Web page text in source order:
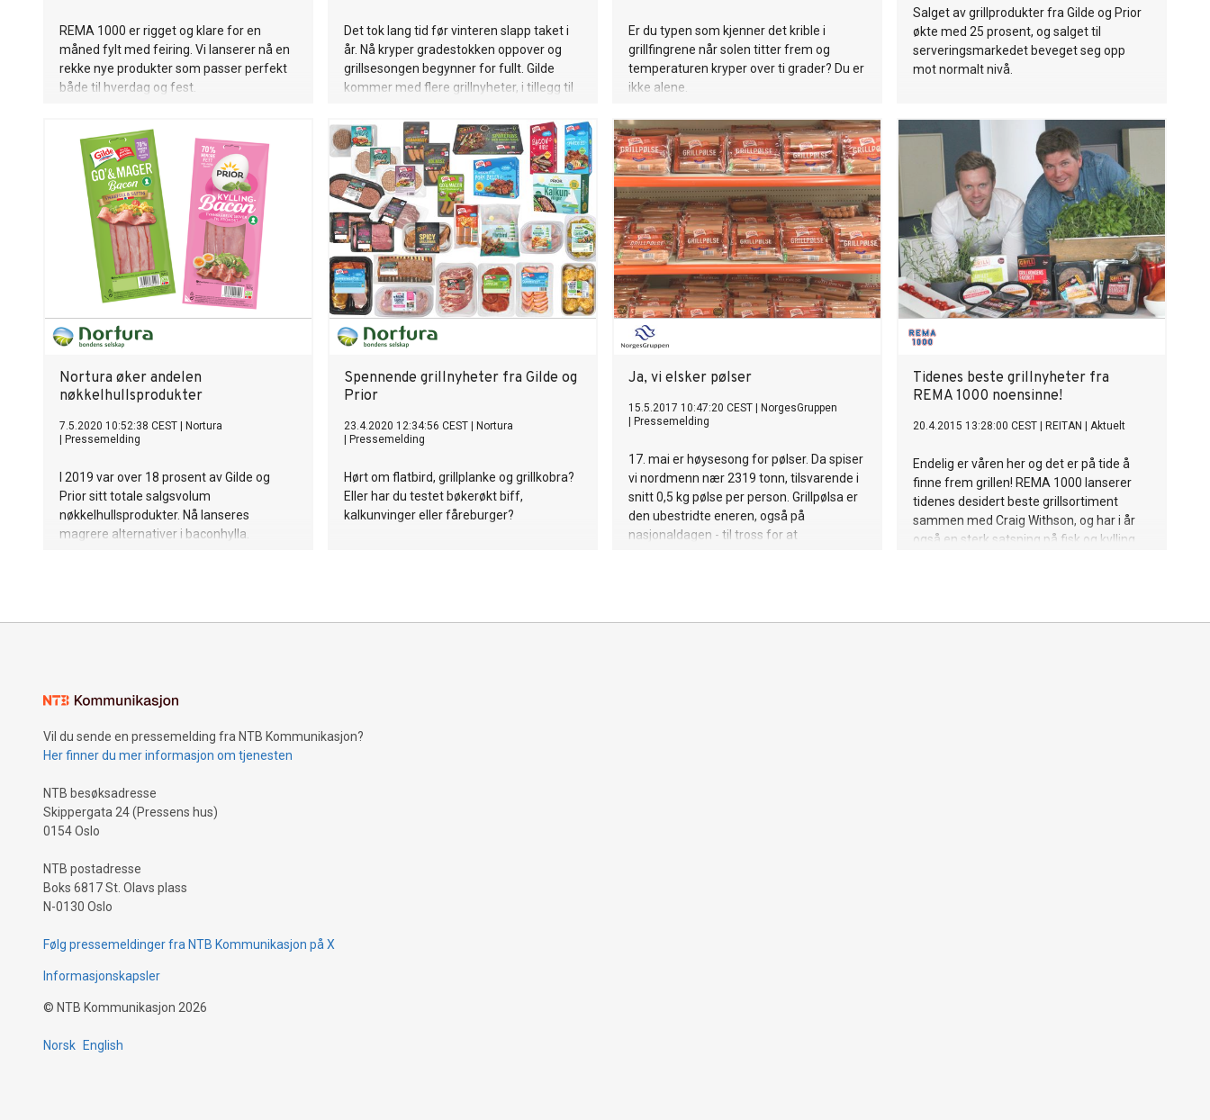
REMA 1000 er rigget og klare for en
måned fylt med feiring. Vi lanserer nå en
rekke nye produkter som passer perfekt
både til hverdag og fest.
Det tok lang tid før vinteren slapp taket i
år. Nå kryper gradestokken oppover og
grillsesongen begynner for fullt. Gilde
kommer med flere grillnyheter, i tillegg til
beste.
Er du typen som kjenner det krible i
grillfingrene når solen titter frem og
temperaturen kryper over ti grader? Du er
ikke alene.
Salget av grillprodukter fra Gilde og Prior
økte med 25 prosent, og salget til
serveringsmarkedet beveget seg opp
mot normalt nivå.
Nortura øker andelen
nøkkelhullsprodukter
7.5.2020 10:52:38 CEST
Nortura
Pressemelding
I 2019 var over 18 prosent av Gilde og
Prior sitt totale salgsvolum
nøkkelhullsprodukter. Nå lanseres
magrere alternativer i baconhylla.
Spennende grillnyheter fra Gilde og
Prior
23.4.2020 12:34:56 CEST
Nortura
Pressemelding
Hørt om flatbird, grillplanke og grillkobra?
Eller har du testet bøkerøkt biff,
kalkunvinger eller fåreburger?
Ja, vi elsker pølser
15.5.2017 10:47:20 CEST
NorgesGruppen
Pressemelding
17. mai er høysesong for pølser. Da spiser
vi nordmenn nær 2319 tonn, tilsvarende i
snitt 0,5 kg pølse per person. Grillpølsa er
den ubestridte eneren, også på
nasjonaldagen - til tross for at
Tidenes beste grillnyheter fra
REMA 1000 noensinne!
20.4.2015 13:28:00 CEST REITAN Aktuelt
Endelig er våren her og det er på tide å
finne frem grillen! REMA 1000 lanserer
tidenes desidert beste grillsortiment
sammen med Craig Withson, og har i år
også en sterk satsning på fisk og kylling.
Vil du sende en pressemelding fra NTB Kommunikasjon?
Her finner du mer informasjon om tjenesten
NTB besøksadresse
Skippergata 24 (Pressens hus)
0154 Oslo
NTB postadresse
Boks 6817 St. Olavs plass
N-0130 Oslo
Følg pressemeldinger fra NTB Kommunikasjon på X
Informasjonskapsler
© NTB Kommunikasjon 2026
Norsk English